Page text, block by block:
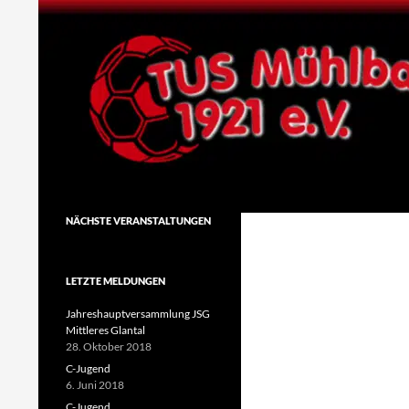
NÄCHSTE VERANSTALTUNGEN
LETZTE MELDUNGEN
Jahreshauptversammlung JSG
Mittleres Glantal
28. Oktober 2018
C-Jugend
6. Juni 2018